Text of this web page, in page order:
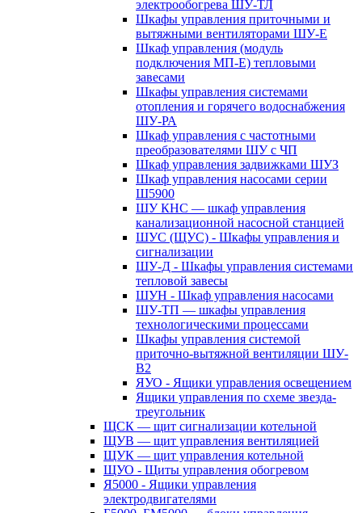
электрообогрева ШУ-ТЛ
Шкафы управления приточными и
вытяжными вентиляторами ШУ-Е
Шкаф управления (модуль
подключения МП-Е) тепловыми
завесами
Шкафы управления системами
отопления и горячего водоснабжения
ШУ-РА
Шкаф управления с частотными
преобразователями ШУ с ЧП
Шкаф управления задвижками ШУЗ
Шкаф управления насосами серии
Ш5900
ШУ КНС — шкаф управления
канализационной насосной станцией
ШУС (ЩУС) - Шкафы управления и
сигнализации
ШУ-Д - Шкафы управления системами
тепловой завесы
ШУН - Шкаф управления насосами
ШУ-ТП — шкафы управления
технологическими процессами
Шкафы управления системой
приточно-вытяжной вентиляции ШУ-
В2
ЯУО - Ящики управления освещением
Ящики управления по схеме звезда-
треугольник
ЩСК — щит сигнализации котельной
ЩУВ — щит управления вентиляцией
ЩУК — щит управления котельной
ЩУО - Щиты управления обогревом
Я5000 - Ящики управления
электродвигателями